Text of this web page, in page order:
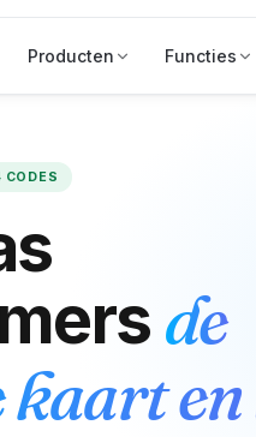
Producten Functies
CODES
de